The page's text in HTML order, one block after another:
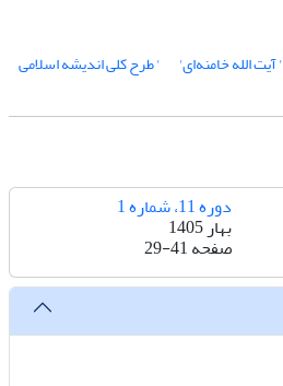
' آیت الله خامنه‌ای' ' طرح کلی اندیشه اسلامی
دوره 11، شماره 1
بهار 1405
صفحه29-41